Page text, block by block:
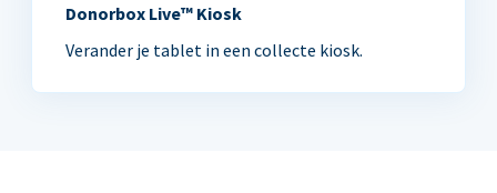
Donorbox Live™ Kiosk
Verander je tablet in een collecte kiosk.